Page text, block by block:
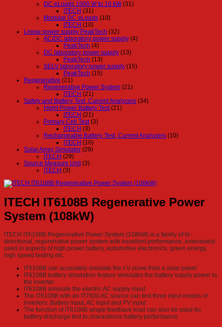
DC eLoads 1000 W to 10 kW (31)
ITECH (31)
Modular DC eLoads (10)
ITECH (10)
Linear power supply PeakTech (32)
AC/DC laboratory power supply (4)
PeakTech (4)
DC laboratory power supply (13)
PeakTech (13)
SELV laboratory power supply (15)
PeakTech (15)
Regenerative (21)
Regenerative Power System (21)
ITECH (21)
Safety and Battery Test, Current Analyzers (34)
Hight Power Battery Test (21)
ITECH (21)
Primary Cell Test (3)
ITECH (3)
Rechargeable Battery Test, Current Analyzers (10)
ITECH (10)
Solar Array Simulator (29)
ITECH (29)
Source Measure Unit (3)
ITECH (3)
ITECH IT6108B Regenerative Power
System (108kW)
ITECH IT6108B Regenerative Power System (108kW) is a family of bi-
directional, regenerative power system with excellent performance, extensively
used in aspects of high power battery, automotive electronics, green energy,
high speed testing etc.
IT6108B can accurately simulate the I-V curve from a solar panel
IT6108B battery simulation feature simulates the battery supply power to
the inverter
IT6108B simulate the electric AC supply input
The IT6108B with an IT7600 AC source can test three input modes of
inverters: Battery input, AC Input and PV input
The function of IT6108B single feedback load can also be used for
battery discharge test to characterize battery performance